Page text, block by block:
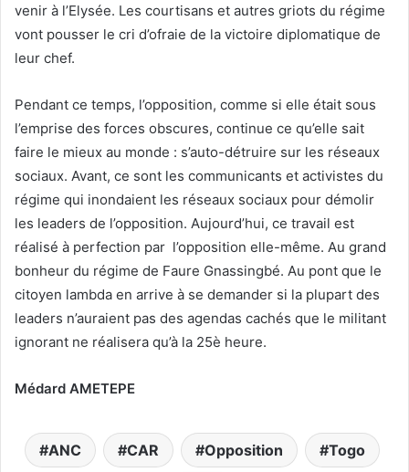
venir à l’Elysée. Les courtisans et autres griots du régime
vont pousser le cri d’ofraie de la victoire diplomatique de
leur chef.
Pendant ce temps, l’opposition, comme si elle était sous
l’emprise des forces obscures, continue ce qu’elle sait
faire le mieux au monde : s’auto-détruire sur les réseaux
sociaux. Avant, ce sont les communicants et activistes du
régime qui inondaient les réseaux sociaux pour démolir
les leaders de l’opposition. Aujourd’hui, ce travail est
réalisé à perfection par l’opposition elle-même. Au grand
bonheur du régime de Faure Gnassingbé. Au pont que le
citoyen lambda en arrive à se demander si la plupart des
leaders n’auraient pas des agendas cachés que le militant
ignorant ne réalisera qu’à la 25è heure.
Médard AMETEPE
ANC CAR Opposition Togo